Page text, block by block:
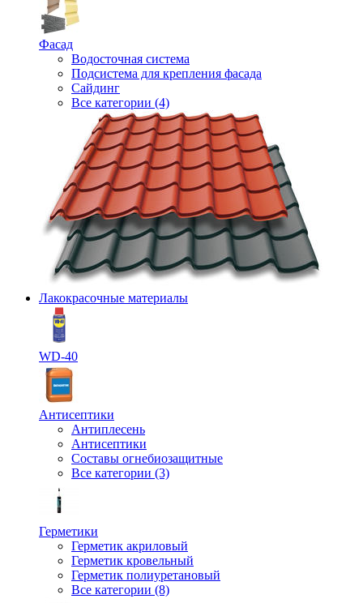
Фасад
Водосточная система
Подсистема для крепления фасада
Сайдинг
Все категории (4)
Лакокрасочные материалы
WD-40
Антисептики
Антиплесень
Антисептики
Составы огнебиозащитные
Все категории (3)
Герметики
Герметик акриловый
Герметик кровельный
Герметик полиуретановый
Все категории (8)